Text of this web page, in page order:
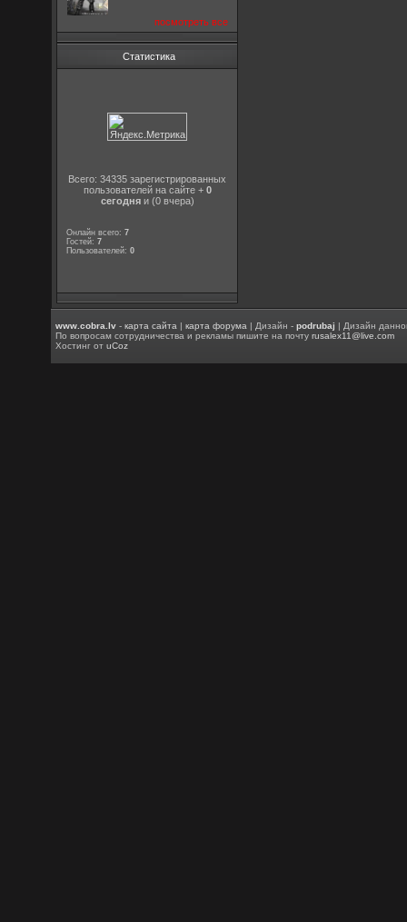
посмотреть все
Статистика
Всего: 34335 зарегистрированных
пользователей на сайте + 0
сегодняи (0 вчера)
Онлайн всего:7
Гостей:7
Пользователей:0
www.cobra.lv -карта сайта |карта форума | Дизайн -podrubaj | Дизайн
По вопросам сотрудничества и рекламы пишите на почтуrusalex11@live.com
Хостинг отuCoz